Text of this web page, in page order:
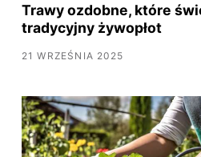
Trawy ozdobne, które
tradycyjny żywopłot
21 WRZEŚNIA 2025